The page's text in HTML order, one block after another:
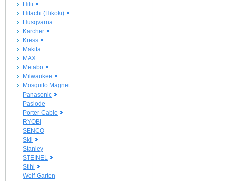
Hilti
Hitachi (Hikoki)
Husqvarna
Karcher
Kress
Makita
MAX
Metabo
Milwaukee
Mosquito Magnet
Panasonic
Paslode
Porter-Cable
RYOBI
SENCO
Skil
Stanley
STEINEL
Stihl
Wolf-Garten